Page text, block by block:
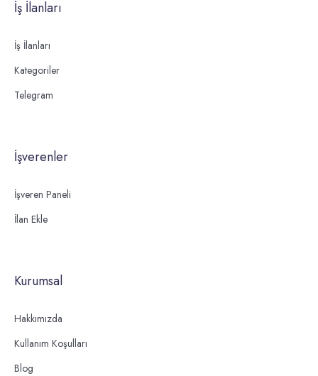
İş İlanları
İş İlanları
Kategoriler
Telegram
İşverenler
İşveren Paneli
İlan Ekle
Kurumsal
Hakkımızda
Kullanım Koşulları
Blog